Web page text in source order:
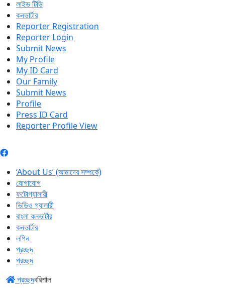
লাইভ টিভি
কনভার্টার
Reporter Registration
Reporter Login
Submit News
My Profile
My ID Card
Our Family
Submit News
Profile
Press ID Card
Reporter Profile View
‘About Us’ (আমাদের সম্পর্কে)
যোগাযোগ
ফটোগ্যালারী
ভিডিও গ্যালারী
বাংলা কনভার্টার
কনভার্টার
লগিন
প্রচ্ছদ
প্রচ্ছদ
প্রচ্ছদবরিশাল